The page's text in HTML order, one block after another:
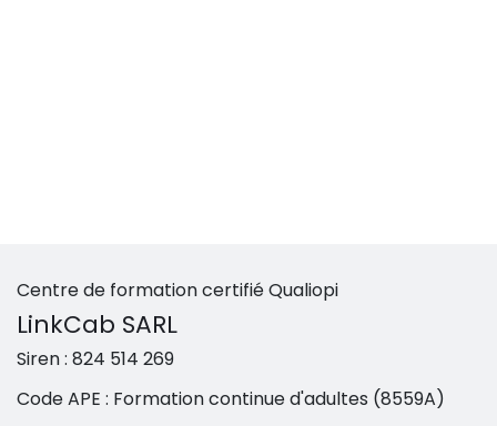
Centre de formation certifié Qualiopi
LinkCab SARL
Siren : 824 514 269
Code APE : Formation continue d'adultes (8559A)